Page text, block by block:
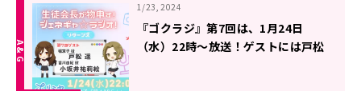
1/23, 2024
『ゴクラジ』第7回は、1月24日
（水）22時～放送！ゲストには戸松